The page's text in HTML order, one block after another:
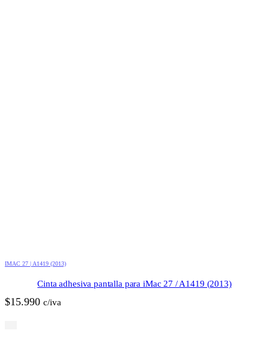
IMAC 27 | A1419 (2013)
Cinta adhesiva pantalla para iMac 27 / A1419 (2013)
$15.990 c/iva